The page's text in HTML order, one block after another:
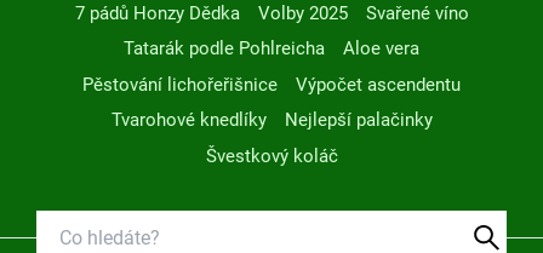
7 pádů Honzy Dědka
Volby 2025
Svařené víno
Tatarák podle Pohlreicha
Aloe vera
Pěstování lichořeřišnice
Výpočet ascendentu
Tvarohové knedlíky
Nejlepší palačinky
Švestkový koláč